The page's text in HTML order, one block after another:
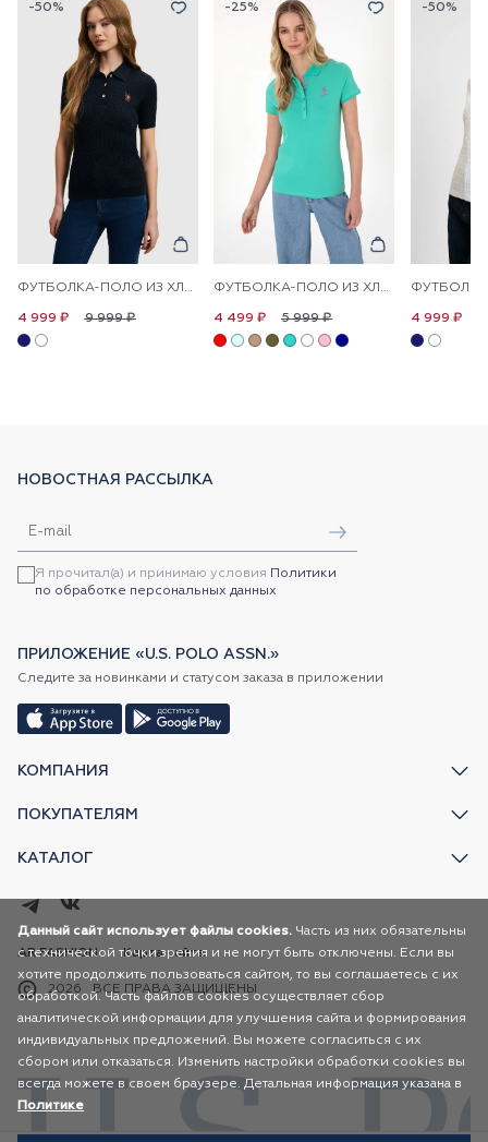
-50%
ФУТБОЛКА-ПОЛО ИЗ ХЛОПКА С УЗОРОМ КОСЫ
9 999 ₽
4 999 ₽
-25%
ФУТБОЛКА-ПОЛО ИЗ ХЛОПКА С ПРИНТОМ НА ПЛАНКЕ
5 999 ₽
4 499 ₽
-50%
4 999 ₽
КОМПАНИЯ
ПОКУПАТЕЛЯМ
КАТАЛОГ
НОВОСТНАЯ РАССЫЛКА
Я прочитал(а) и принимаю условия Политики
по обработке персональных данных
ПРИЛОЖЕНИЕ «U.S. POLO ASSN.»
Следите за новинками и статусом заказа в приложении
2026 ВСЕ ПРАВА ЗАЩИЩЕНЫ
AR FASHION Карта сайта
Данный сайт использует файлы cookies. Часть из них обязательны
с технической точки зрения и не могут быть отключены. Если вы
хотите продолжить пользоваться сайтом, то вы соглашаетесь с их
обработкой. Часть файлов cookies осуществляет сбор
аналитической информации для улучшения сайта и формирования
индивидуальных предложений. Вы можете согласиться с их
сбором или отказаться. Изменить настройки обработки cookies вы
всегда можете в своем браузере. Детальная информация указана в
Политике